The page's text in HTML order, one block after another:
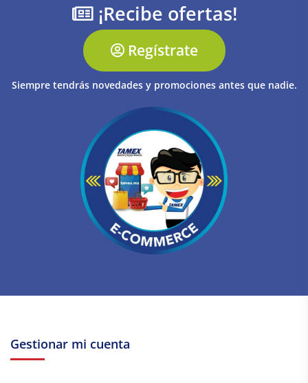
¡Recibe ofertas!
Regístrate
Siempre tendrás novedades y promociones antes que nadie.
Gestionar mi cuenta